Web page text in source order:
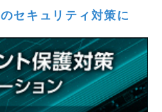
セキュリティ対策に